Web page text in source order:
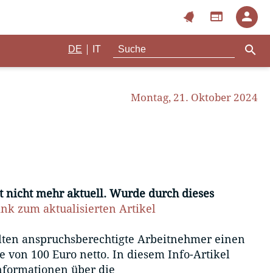
notifications web person
DE IT search
Montag, 21. Oktober 2024
nicht mehr aktuell. Wurde durch dieses
zum aktualisierten Artikel
anspruchsberechtigte Arbeitnehmer einen
von 100 Euro netto. In diesem Info-Artikel
über die